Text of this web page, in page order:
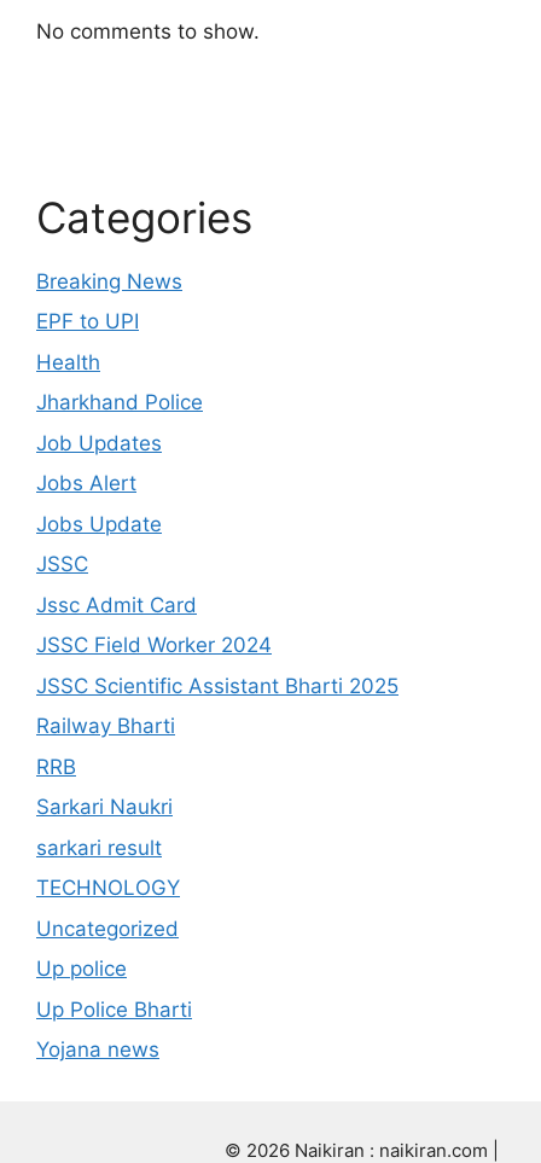
No comments to show.
Categories
Breaking News
EPF to UPI
Health
Jharkhand Police
Job Updates
Jobs Alert
Jobs Update
JSSC
Jssc Admit Card
JSSC Field Worker 2024
JSSC Scientific Assistant Bharti 2025
Railway Bharti
RRB
Sarkari Naukri
sarkari result
TECHNOLOGY
Uncategorized
Up police
Up Police Bharti
Yojana news
© 2026 Naikiran : naikiran.com |